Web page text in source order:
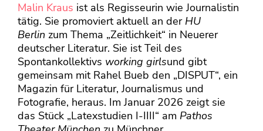
Malin Kraus ist als Regisseurin wie Journalistin
tätig. Sie promoviert aktuell an der HU
Berlin zum Thema „Zeitlichkeit“ in Neuerer
deutscher Literatur. Sie ist Teil des
Spontankollektivs working girlsund gibt
gemeinsam mit Rahel Bueb den „DISPUT“, ein
Magazin für Literatur, Journalismus und
Fotografie, heraus. Im Januar 2026 zeigt sie
das Stück „Latexstudien I-IIII“ am Pathos